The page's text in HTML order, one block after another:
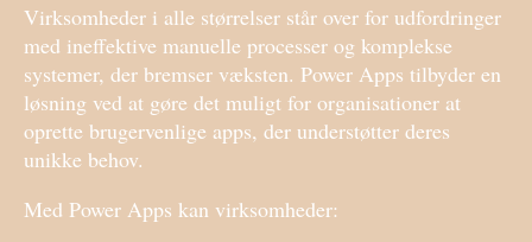
Virksomheder i alle størrelser står over for udfordringer
med ineffektive manuelle processer og komplekse
systemer, der bremser væksten. Power Apps tilbyder en
løsning ved at gøre det muligt for organisationer at
oprette brugervenlige apps, der understøtter deres
unikke behov.
Med Power Apps kan virksomheder: